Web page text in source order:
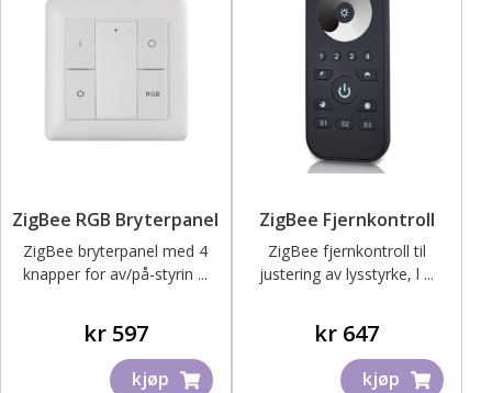
ZigBee RGB Bryterpanel
ZigBee bryterpanel med 4
knapper for av/på-styrin ...
kr597
kjøp
ZigBee Fjernkontroll
ZigBee fjernkontroll til
justering av lysstyrke, l ...
kr 647
kjøp